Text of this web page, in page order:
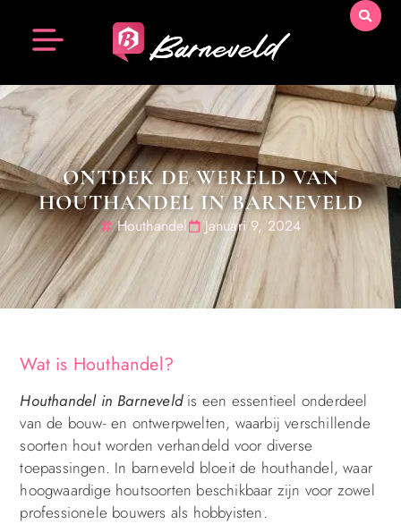
ONTDEK DE WERELD VAN
HOUTHANDEL IN BARNEVELD
Houthandel Januari 9, 2024
Wat is Houthandel?
Houthandel in Barneveldis een essentieel onderdeel
van de bouw- en ontwerpwelten, waarbij verschillende
soorten hout worden verhandeld voor diverse
toepassingen. In barneveld bloeit de houthandel, waar
hoogwaardige houtsoorten beschikbaar zijn voor zowel
professionele bouwers als hobbyisten.